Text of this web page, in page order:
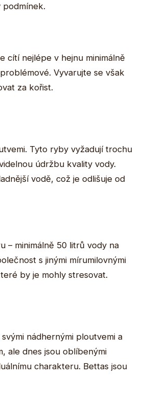
podmínek.
cítí nejlépe v hejnu minimálně
Vyvarujte se však
za kořist.
Tyto ryby vyžadují trochu
údržbu kvality vody.
vodě, což je odlišuje od
– minimálně 50 litrů vody na
s jinými mírumilovnými
by je mohly stresovat.
nádhernými ploutvemi a
ale dnes jsou oblíbenými
charakteru. Bettas jsou